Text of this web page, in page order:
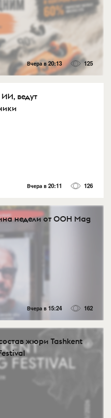
Вчера в 20:13 125
ведут
Вчера в 20:11 126
недели от OOH Mag
Вчера в 15:24 162
жюри Tashkent